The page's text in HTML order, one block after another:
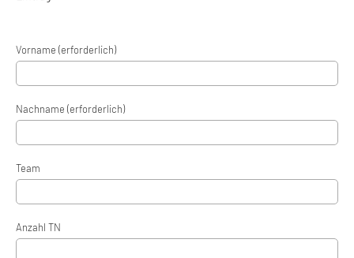
Vorname (erforderlich)
Nachname (erforderlich)
Team
Anzahl TN